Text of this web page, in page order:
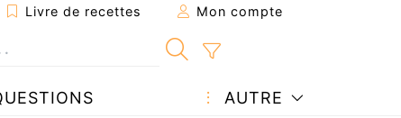
Livre de recettes Mon compte
AUTRE